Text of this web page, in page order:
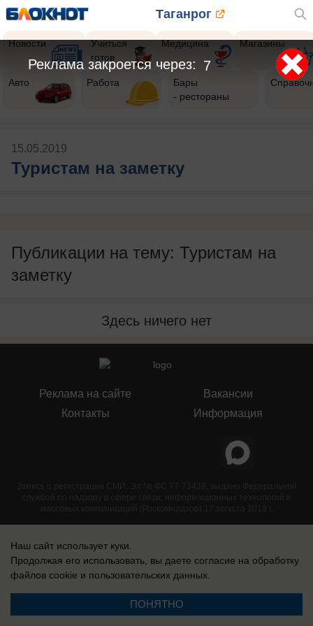
Таганрог
Новости
Учиться
готов
Медицина Магазины
Авто Работа
Бары
- рестораны
15.05.2019
Туристам на заметку
Публикации на тему: Туристам на
заметку
Здесь ничего нет
Реклама на сайте
Контакты
Вакансии
Информация
Запись о регистрации СМИ: Эл № ФС 77-73438, выдано Федеральной
службой по надзору в сфере связи, информационных технологий и
массовых коммуникаций (Роскомнадзор) 17 августа 2018 г.
Наш сайт использует куки.
Продолжая его использовать, вы даете согласие на обработку
файлов cookie и пользовательских данных.
ПОНЯТНО
7
Реклама закроется через: